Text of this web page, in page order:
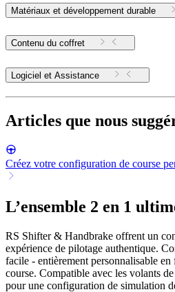
Matériaux et développement durable
Contenu du coffret
Logiciel et Assistance
Articles que nous
Créez votre configuration de course
L’ensemble 2 en 1
RS Shifter & Handbrake offrent un
expérience de pilotage authentique.
facile - entièrement personnalisable
course. Compatible avec les volants
pour une configuration de simulation